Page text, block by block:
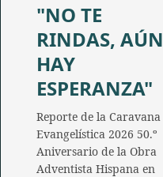
"NO TE
RINDAS, AÚN
HAY
ESPERANZA"
Reporte de la Caravana
Evangelística 2026 50.º
Aniversario de la Obra
Adventista Hispana en